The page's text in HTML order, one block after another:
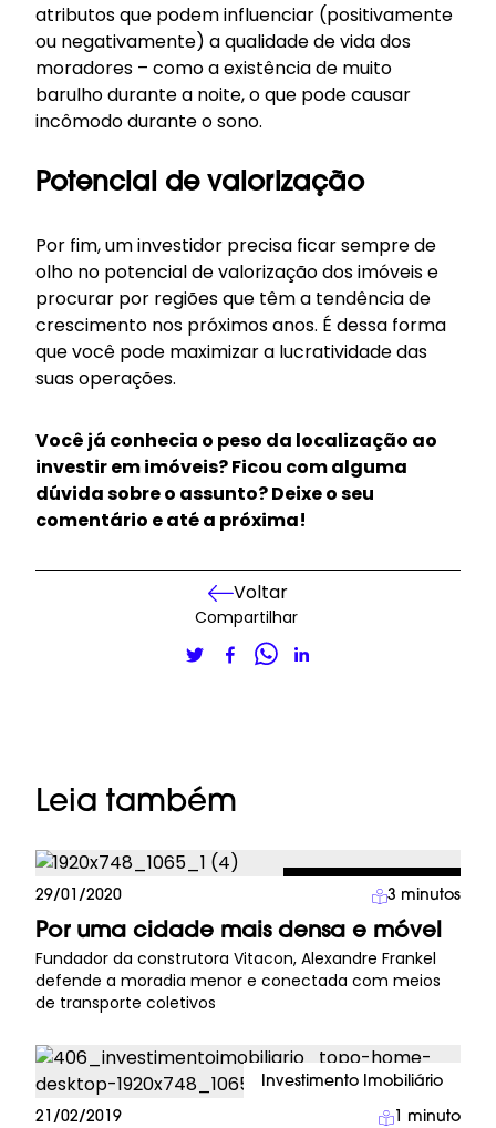
atributos que podem influenciar (positivamente
ou negativamente) a qualidade de vida dos
moradores – como a existência de muito
barulho durante a noite, o que pode causar
incômodo durante o sono.
Potencial de valorização
Por fim, um investidor precisa ficar sempre de
olho no potencial de valorização dos imóveis e
procurar por regiões que têm a tendência de
crescimento nos próximos anos. É dessa forma
que você pode maximizar a lucratividade das
suas operações.
Você já conhecia o peso da localização ao
investir em imóveis? Ficou com alguma
dúvida sobre o assunto? Deixe o seu
comentário e até a próxima!
Voltar
Compartilhar
Leia também
Cidades do Futuro
29/01/2020 3 minutos
Por uma cidade mais densa e móvel
Fundador da construtora Vitacon, Alexandre Frankel
defende a moradia menor e conectada com meios
de transporte coletivos
Investimento Imobiliário
21/02/2019 1 minuto